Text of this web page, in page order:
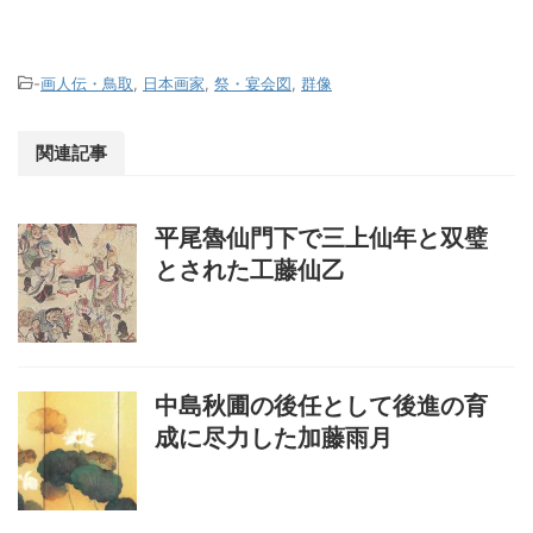
-画人伝・鳥取, 日本画家, 祭・宴会図, 群像
関連記事
平尾魯仙門下で三上仙年と双璧
とされた工藤仙乙
中島秋圃の後任として後進の育
成に尽力した加藤雨月